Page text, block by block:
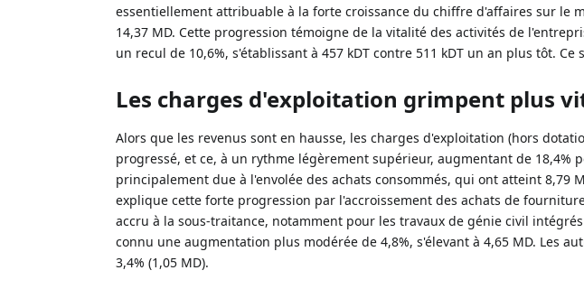
essentiellement attribuable à la forte croissance du chiffre d'affaires sur le
14,37 MD. Cette progression témoigne de la vitalité des activités de
un recul de 10,6%, s'établissant à 457 kDT contre 511 kDT un an plus tôt.
Les charges d'exploitation grimpent plus
Alors que les revenus sont en hausse, les charges d'exploitation (hors
progressé, et ce, à un rythme légèrement supérieur, augmentant de 18,4%
principalement due à l'envolée des achats consommés, qui ont atteint 8,79
explique cette forte progression par l'accroissement des achats de
accru à la sous-traitance, notamment pour les travaux de génie civil
connu une augmentation plus modérée de 4,8%, s'élevant à 4,65 MD. Les
3,4% (1,05 MD).